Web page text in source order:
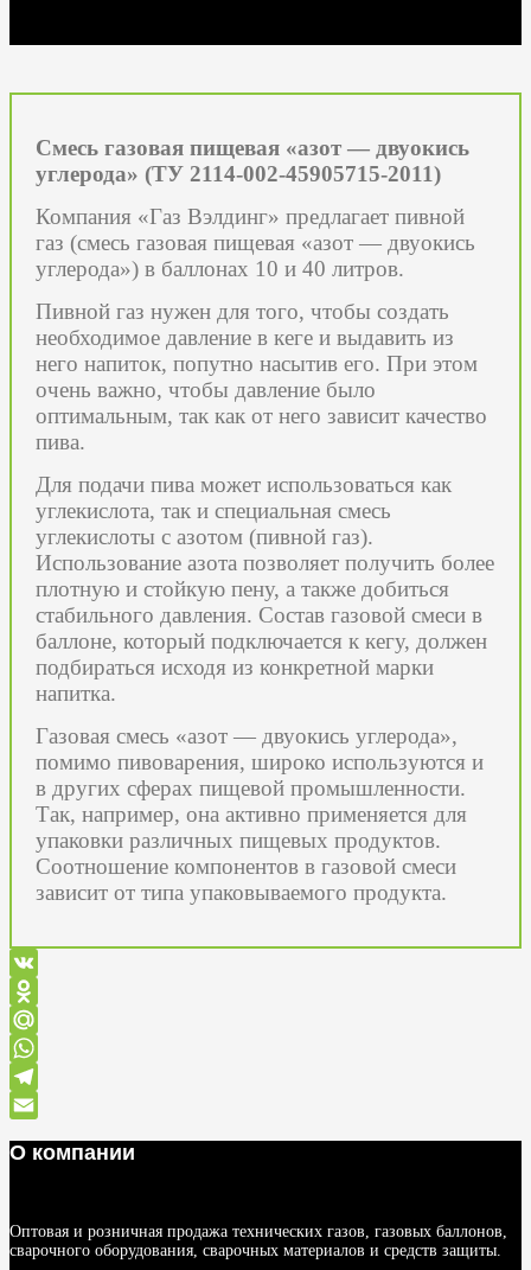
Смесь газовая пищевая «азот — двуокись
углерода» (ТУ 2114-002-45905715-2011)
Компания «Газ Вэлдинг» предлагает пивной
газ (смесь газовая пищевая «азот — двуокись
углерода») в баллонах 10 и 40 литров.
Пивной газ нужен для того, чтобы создать
необходимое давление в кеге и выдавить из
него напиток, попутно насытив его. При этом
очень важно, чтобы давление было
оптимальным, так как от него зависит качество
пива.
Для подачи пива может использоваться как
углекислота, так и специальная смесь
углекислоты с азотом (пивной газ).
Использование азота позволяет получить более
плотную и стойкую пену, а также добиться
стабильного давления. Состав газовой смеси в
баллоне, который подключается к кегу, должен
подбираться исходя из конкретной марки
напитка.
Газовая смесь «азот — двуокись углерода»,
помимо пивоварения, широко используются и
в других сферах пищевой промышленности.
Так, например, она активно применяется для
упаковки различных пищевых продуктов.
Соотношение компонентов в газовой смеси
зависит от типа упаковываемого продукта.
VK
Odnoklassniki
Mail.Ru
WhatsApp
Telegram
О компании
Оптовая и розничная продажа технических газов, газовых баллонов,
сварочного оборудования, сварочных материалов и средств защиты.